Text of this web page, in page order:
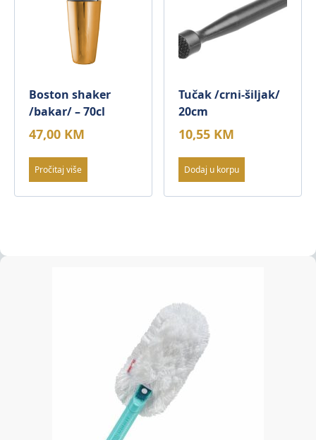
Boston shaker
/bakar/ – 70cl
47,00 KM
Pročitaj više
Tučak /crni-šiljak/
20cm
10,55 KM
Dodaj u korpu